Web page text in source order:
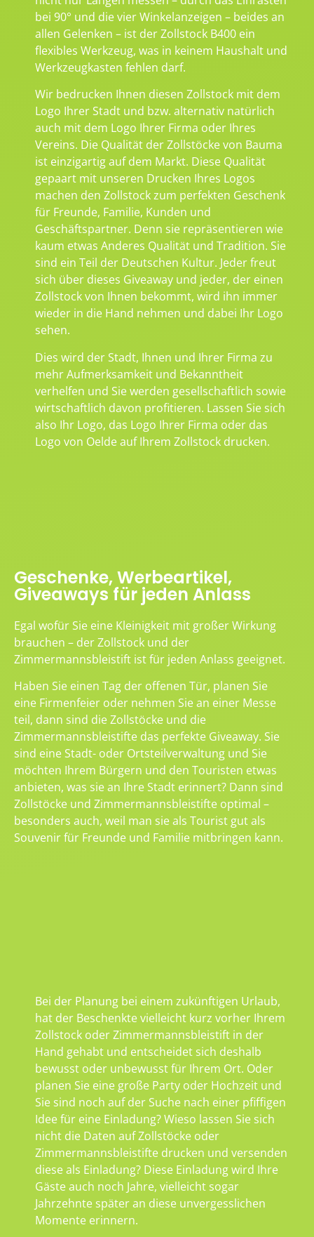
bei 90° und die vier Winkelanzeigen – beides an
allen Gelenken – ist der Zollstock B400 ein
flexibles Werkzeug, was in keinem Haushalt und
Werkzeugkasten fehlen darf.
Wir bedrucken Ihnen diesen Zollstock mit dem
Logo Ihrer Stadt und bzw. alternativ natürlich
auch mit dem Logo Ihrer Firma oder Ihres
Vereins. Die Qualität der Zollstöcke von Bauma
ist einzigartig auf dem Markt. Diese Qualität
gepaart mit unseren Drucken Ihres Logos
machen den Zollstock zum perfekten Geschenk
für Freunde, Familie, Kunden und
Geschäftspartner. Denn sie repräsentieren wie
kaum etwas Anderes Qualität und Tradition. Sie
sind ein Teil der Deutschen Kultur. Jeder freut
sich über dieses Giveaway und jeder, der einen
Zollstock von Ihnen bekommt, wird ihn immer
wieder in die Hand nehmen und dabei Ihr Logo
sehen.
Dies wird der Stadt, Ihnen und Ihrer Firma zu
mehr Aufmerksamkeit und Bekanntheit
verhelfen und Sie werden gesellschaftlich sowie
wirtschaftlich davon profitieren. Lassen Sie sich
also Ihr Logo, das Logo Ihrer Firma oder das
Logo von Oelde auf Ihrem Zollstock drucken.
Geschenke, Werbeartikel,
Giveaways für jeden Anlass
Egal wofür Sie eine Kleinigkeit mit großer Wirkung
brauchen – der Zollstock und der
Zimmermannsbleistift ist für jeden Anlass geeignet.
Haben Sie einen Tag der offenen Tür, planen Sie
eine Firmenfeier oder nehmen Sie an einer Messe
teil, dann sind die Zollstöcke und die
Zimmermannsbleistifte das perfekte Giveaway. Sie
sind eine Stadt- oder Ortsteilverwaltung und Sie
möchten Ihrem Bürgern und den Touristen etwas
anbieten, was sie an Ihre Stadt erinnert? Dann sind
Zollstöcke und Zimmermannsbleistifte optimal –
besonders auch, weil man sie als Tourist gut als
Souvenir für Freunde und Familie mitbringen kann.
Bei der Planung bei einem zukünftigen Urlaub,
hat der Beschenkte vielleicht kurz vorher Ihrem
Zollstock oder Zimmermannsbleistift in der
Hand gehabt und entscheidet sich deshalb
bewusst oder unbewusst für Ihrem Ort. Oder
planen Sie eine große Party oder Hochzeit und
Sie sind noch auf der Suche nach einer pfiffigen
Idee für eine Einladung? Wieso lassen Sie sich
nicht die Daten auf Zollstöcke oder
Zimmermannsbleistifte drucken und versenden
diese als Einladung? Diese Einladung wird Ihre
Gäste auch noch Jahre, vielleicht sogar
Jahrzehnte später an diese unvergesslichen
Momente erinnern.